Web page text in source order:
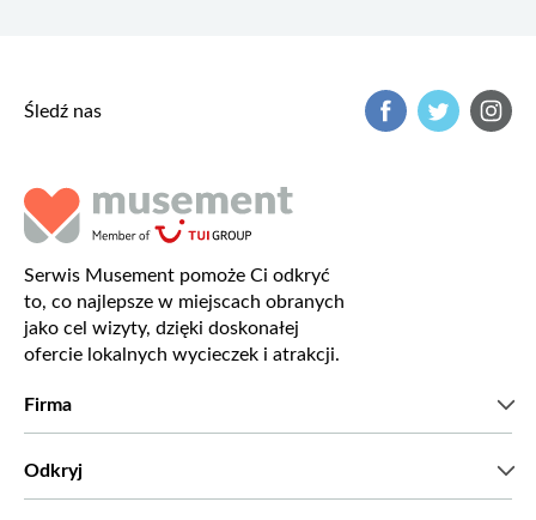
Śledź nas
Serwis Musement pomoże Ci odkryć
to, co najlepsze w miejscach obranych
jako cel wizyty, dzięki doskonałej
ofercie lokalnych wycieczek i atrakcji.
Firma
Odkryj